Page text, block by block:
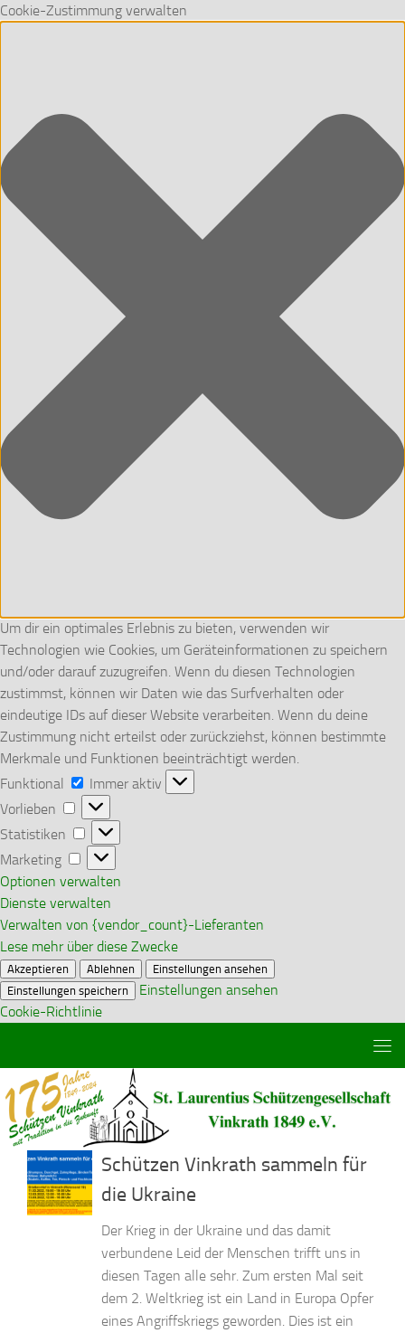
Cookie-Zustimmung verwalten
Um dir ein optimales Erlebnis zu bieten, verwenden wir
Technologien wie Cookies, um Geräteinformationen zu speichern
und/oder darauf zuzugreifen. Wenn du diesen Technologien
zustimmst, können wir Daten wie das Surfverhalten oder
eindeutige IDs auf dieser Website verarbeiten. Wenn du deine
Zustimmung nicht erteilst oder zurückziehst, können bestimmte
Merkmale und Funktionen beeinträchtigt werden.
Funktional
Funktional
Immer aktiv
Vorlieben
Vorlieben
Statistiken
Statistiken
Marketing
Marketing
Optionen verwalten
Dienste verwalten
Verwalten von {vendor_count}-Lieferanten
Lese mehr über diese Zwecke
Akzeptieren Ablehnen
Einstellungen ansehen
Einstellungen speichern
Einstellungen ansehen
Cookie-Richtlinie
Schützen Vinkrath sammeln für
die Ukraine
Der Krieg in der Ukraine und das damit
verbundene Leid der Menschen trifft uns in
diesen Tagen alle sehr. Zum ersten Mal seit
dem 2. Weltkrieg ist ein Land in Europa Opfer
eines Angriffskriegs geworden. Dies ist ein